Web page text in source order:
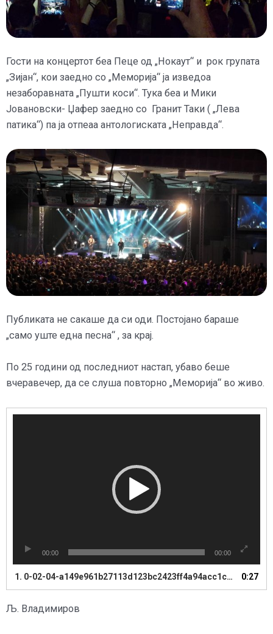
Гости на концертот беа Пеце од „Нокаут“ и рок групата
„Зијан“, кои заедно со „Меморија“ ја изведоа
незаборавната „Пушти коси“. Тука беа и Мики
Јовановски- Џафер заедно со Гранит Таки ( „Лева
патика“) па ја отпеаа антологиската „Неправда“.
Публиката не сакаше да си оди. Постојано бараше
„само уште една песна“ , за крај.
По 25 години од последниот настап, убаво беше
вчеравечер, да се слуша повторно „Меморија“ во живо.
00:00 00:00
1. 0-02-04-a149e961b27113d123bc2423ff4a94acc1cbdf066b64540b7a13085028d67108_full 0:27
Љ. Владимиров